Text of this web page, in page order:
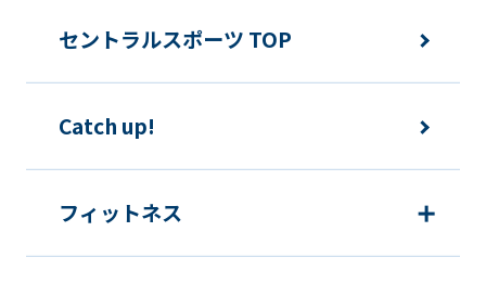
セントラルスポーツ TOP
Catch up!
フィットネス